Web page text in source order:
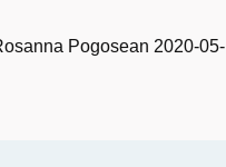
Pogosean 2020-05-